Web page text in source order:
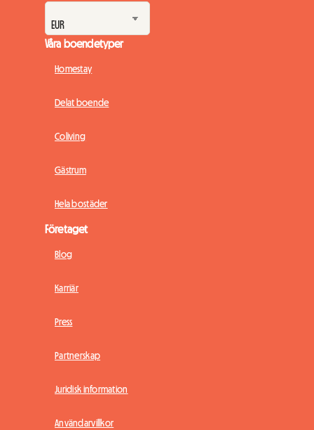
Våra boendetyper
Homestay
Delat boende
Coliving
Gästrum
Hela bostäder
Företaget
Blog
Karriär
Press
Partnerskap
Juridisk information
Användarvillkor